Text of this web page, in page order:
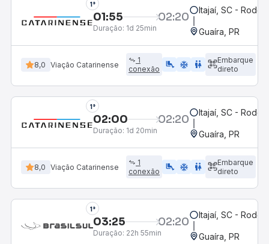
1°
01:55 02:20
Duração: 1d 25min
Itajaí, SC -
Guaíra, PR
8,0 Viação Catarinense
1
conexão
airline_seat_legroom_extra ac_unit WC
Embarque
direto
1°
02:00 02:20
Duração: 1d 20min
Itajaí, SC -
Guaíra, PR
8,0 Viação Catarinense
1
conexão
airline_seat_legroom_extra ac_unit WC
Embarque
direto
1°
03:25 02:20
Duração: 22h 55min
Itajaí, SC -
Guaíra, PR